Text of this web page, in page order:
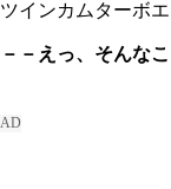
ツインカムターボ
－－えっ、そんな